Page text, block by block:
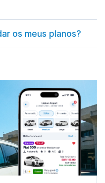
os meus planos?